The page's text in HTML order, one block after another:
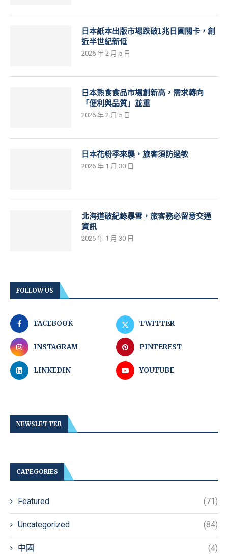
日本紙本出版市場跌破1兆日圓關卡，創
近半世紀新低
2026 年 2 月 5 日
日本熟食食品市場創新高，需求轉向
「便利與品質」並重
2026 年 2 月 5 日
日本花粉季來襲，旅客須防過敏
2026 年 1 月 30 日
北海道破紀錄暴雪，旅客務必留意交通
資訊
2026 年 1 月 30 日
FOLLOW US
FACEBOOK TWITTER
INSTAGRAM PINTEREST
LINKEDIN YOUTUBE
NEWSLETTER
CATEGORIES
Featured (71)
Uncategorized (84)
中國 (4)